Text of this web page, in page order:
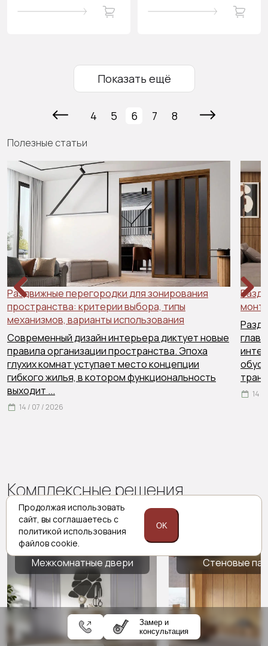
Показать ещё
4 5 6 7 8
Полезные статьи
Раздвижные перегородки для зонирования
пространства: критерии выбора, типы
механизмов, варианты использования
Современный дизайн интерьера диктует новые
правила организации пространства. Эпоха
глухих комнат уступает место концепции
гибкого жилья, в котором функциональность
выходит ...
14 / 07 / 2026
14 /
Previous Next
Комплексные решения
Porta prima
Межкомнатные двери Стеновые
Замер и
консультация
Продолжая использовать
сайт, вы соглашаетесь с
политикой использования
файлов cookie.
OK